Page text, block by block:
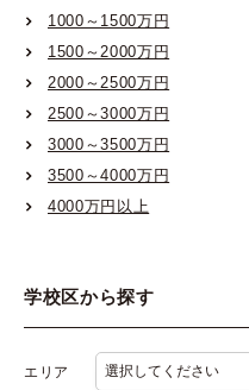
阪神なんば線
大阪市営御堂筋線
大阪市営谷町線
大阪市営四つ橋線
大阪市営中央線
大阪市営長堀鶴見緑地線
1000～1500万円
1500～2000万円
2000～2500万円
2500～3000万円
3000～3500万円
3500～4000万円
4000万円以上
学校区から探す
エリア